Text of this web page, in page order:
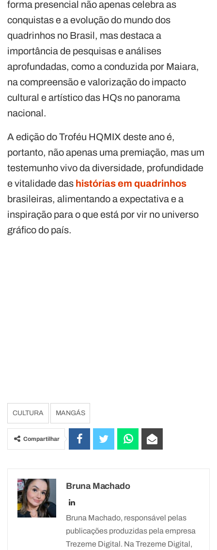
forma presencial não apenas celebra as
conquistas e a evolução do mundo dos
quadrinhos no Brasil, mas destaca a
importância de pesquisas e análises
aprofundadas, como a conduzida por Maiara,
na compreensão e valorização do impacto
cultural e artístico das HQs no panorama
nacional.
A edição do Troféu HQMIX deste ano é,
portanto, não apenas uma premiação, mas um
testemunho vivo da diversidade, profundidade
e vitalidade das histórias em quadrinhos
brasileiras, alimentando a expectativa e a
inspiração para o que está por vir no universo
gráfico do país.
CULTURA MANGÁS
Compartilhar
Bruna Machado
Bruna Machado, responsável pelas
publicações produzidas pela empresa
Trezeme Digital. Na Trezeme Digital,